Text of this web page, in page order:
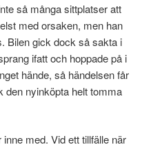
så många sittplatser att
med orsaken, men han
Bilen gick dock så sakta i
ifatt och hoppade på i
hände, så händelsen får
den nyinköpta helt tomma
med. Vid ett tillfälle när